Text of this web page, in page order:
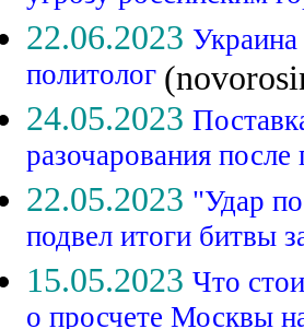
22.06.2023
политолог
24.05.2023
разочарования
22.05.2023 "Удар
подвел итоги битвы
15.05.2023 Что
о просчете Москвы